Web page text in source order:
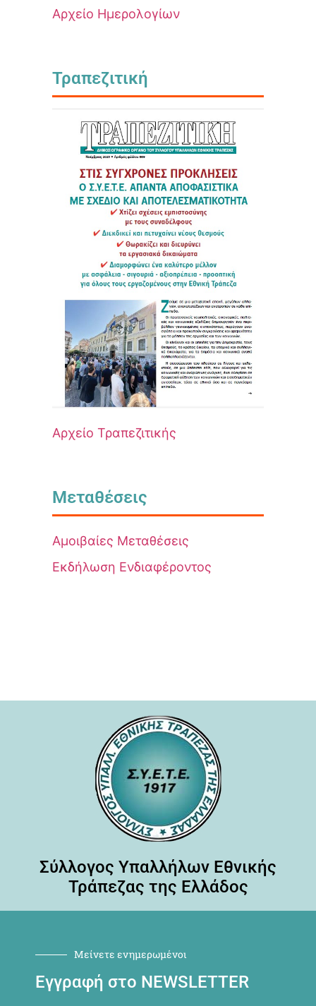
Αρχείο Ημερολογίων
Τραπεζιτική
Αρχείο Τραπεζιτικής
Μεταθέσεις
Αμοιβαίες Μεταθέσεις
Εκδήλωση Ενδιαφέροντος
Σύλλογος Υπαλλήλων Εθνικής
Τράπεζας της Ελλάδος
Μείνετε ενημερωμένοι
Εγγραφή στο NEWSLETTER